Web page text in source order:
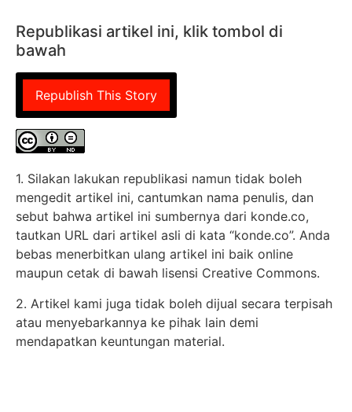
Republikasi artikel ini, klik tombol di
bawah
Republish This Story
1. Silakan lakukan republikasi namun tidak boleh
mengedit artikel ini, cantumkan nama penulis, dan
sebut bahwa artikel ini sumbernya dari konde.co,
tautkan URL dari artikel asli di kata “konde.co”. Anda
bebas menerbitkan ulang artikel ini baik online
maupun cetak di bawah lisensi Creative Commons.
2. Artikel kami juga tidak boleh dijual secara terpisah
atau menyebarkannya ke pihak lain demi
mendapatkan keuntungan material.